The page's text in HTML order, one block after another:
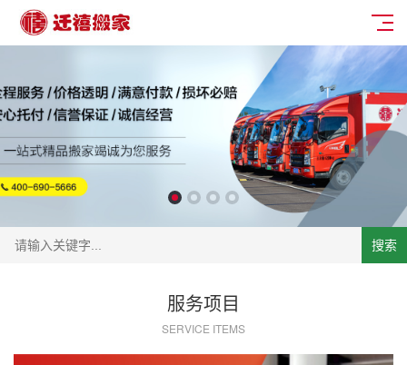
搜索
服务项目
SERVICE ITEMS